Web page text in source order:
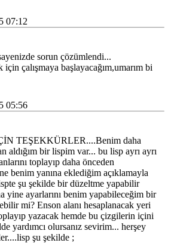
07:12
sorun çözümlendi...
çalışmaya başlayacağım,umarım bi
05:56
TEŞEKKÜRLER....Benim daha
aldığım bir lispim var... bu lisp ayrı ayrı
toplayıp daha önceden
benim yanına eklediğim açıklamayla
şu şekilde bir düzeltme yapabilir
yine ayarlarını benim yapabileceğim bir
mi? Enson alanı hesaplanacak yeri
yazacak hemde bu çizgilerin içini
yardımcı olursanız sevirim... herşey
şu şekilde ;